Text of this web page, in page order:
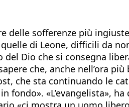
delle sofferenze più
di Leone, difficili da
Dio che si consegna
che, anche nell’ora
che sta continuando le
«L’evangelista»,